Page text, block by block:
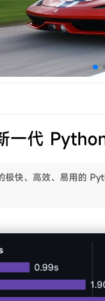
一代
极快、高效、易用的